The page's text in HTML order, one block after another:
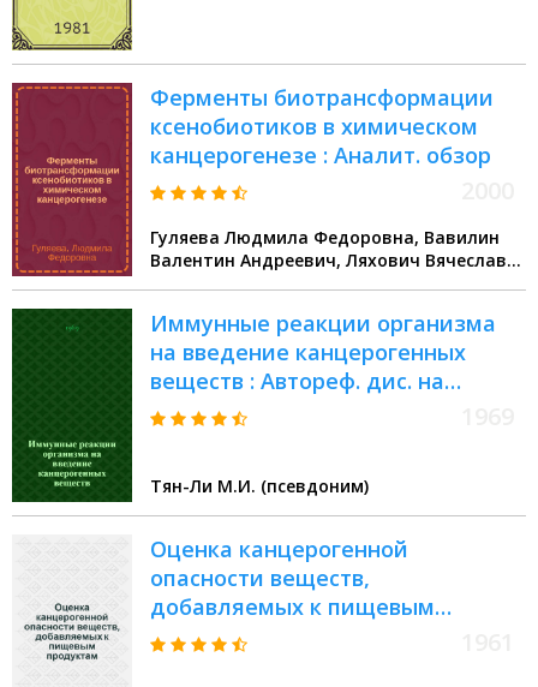
Ферменты биотрансформации
ксенобиотиков в химическом
канцерогенезе : Аналит. обзор
Гуляева Людмила Федоровна, Вавилин
Валентин Андреевич, Ляхович Вячеслав
Иммунные реакции организма
на введение канцерогенных
веществ : Автореф. дис. на
соискание учен. степени канд.
Тян-Ли М.И. (псевдоним)
Оценка канцерогенной
опасности веществ,
добавляемых к пищевым
продуктам : Пятый доклад